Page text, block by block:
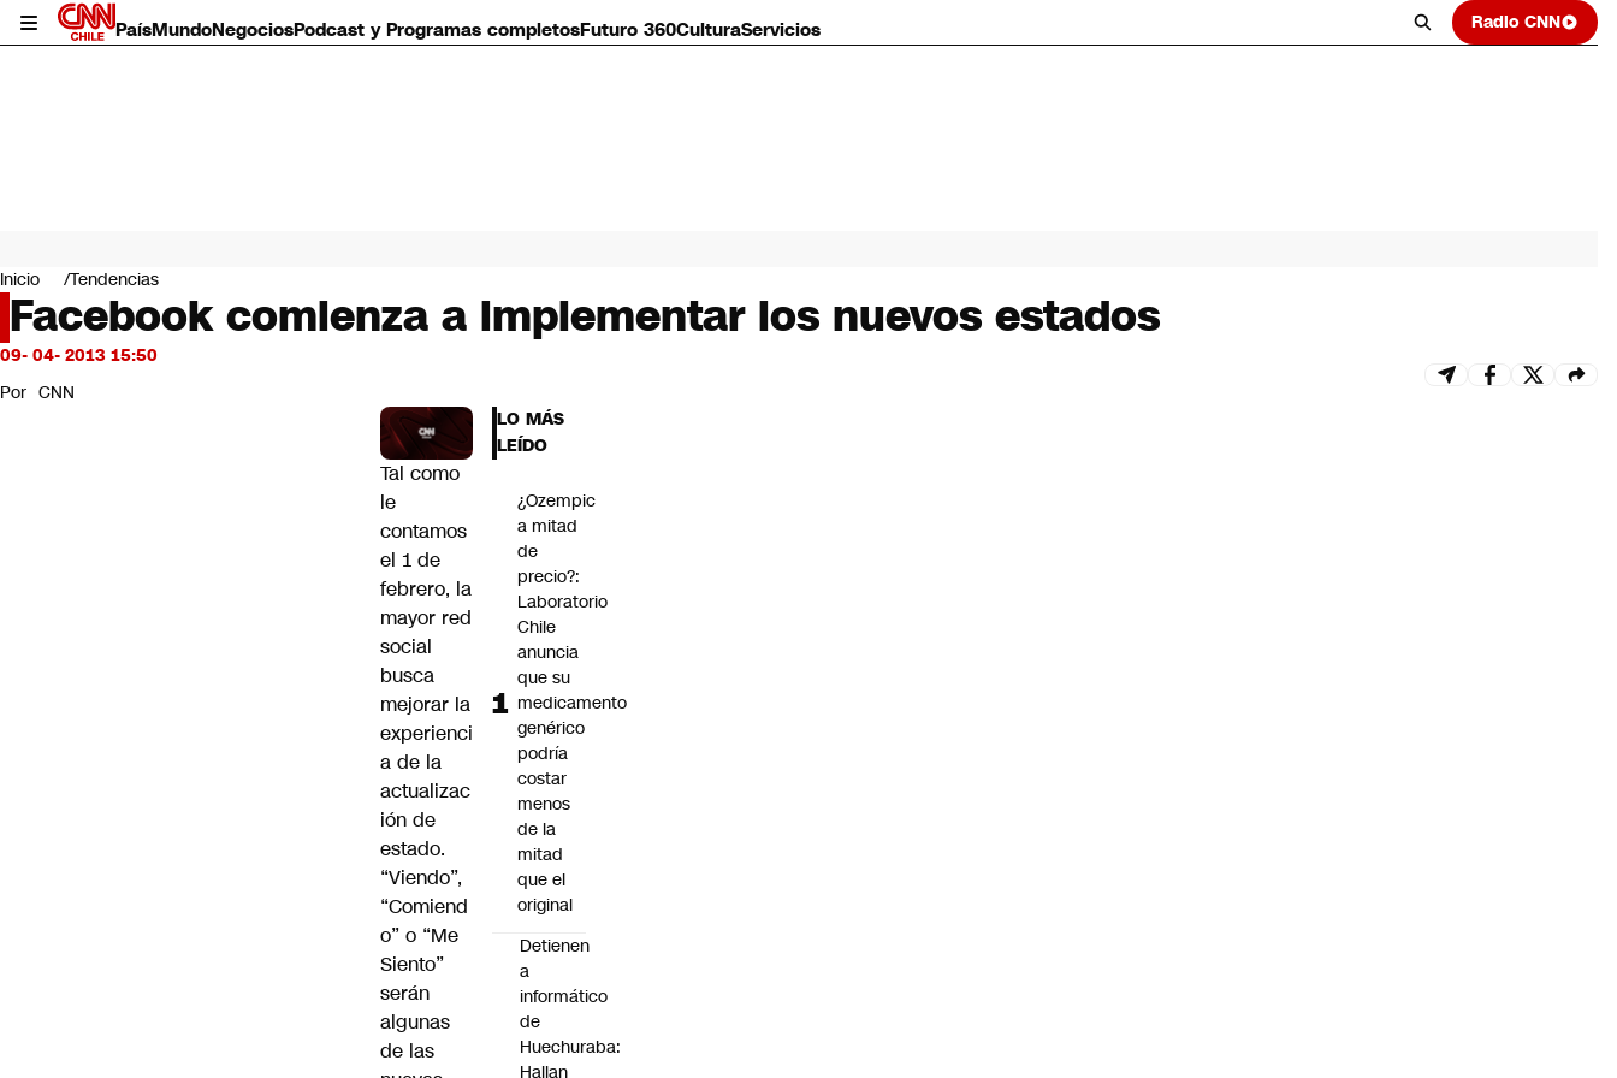
PaísMundoNegociosPodcast y Programas completosFuturo 360CulturaServicios Radio CNN
Mundo
Negocios
Deportes
Programas completos
Servicios
Inicio Tendencias
Facebook comienza a implementar los nuevos estados
09- 04- 2013 15:50
Por CNN
Tal como
le
contamos
el 1 de
febrero, la
mayor red
social
busca
mejorar la
experienci
a de la
actualizac
ión de
estado.
“Viendo”,
“Comiend
o” o “Me
Siento”
serán
algunas
de las
LO MÁS
LEÍDO
¿Ozempic
a mitad
de
precio?:
Laboratorio
Chile
anuncia
que su
medicamento
genérico
podría
costar
menos
de la
mitad
que el
original
Detienen
a
informático
de
Huechuraba:
Hallan